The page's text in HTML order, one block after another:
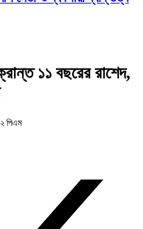
১১ বছরের রাশেদ,
পিএম